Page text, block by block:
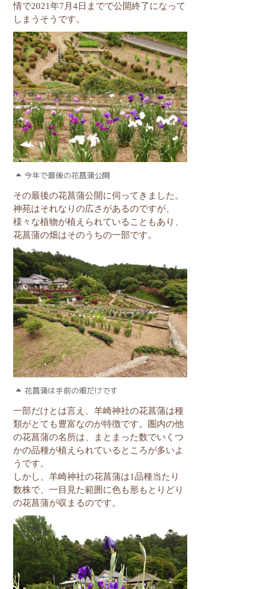
情で2021年7 月4日までで公開終了になって
しまうそうです。
今年で最後の花菖蒲公開
その最後の花菖蒲公開に伺ってきました。
神苑はそれなりの広さがあるのですが、
様々な植物が植えられていることもあり、
花菖蒲の畑はそのうちの一部です。
花菖蒲は手前の畑だけです
一部だけとは言え、羊崎神社の花菖蒲は種
類がとても豊富なのが特徴です。圏内の他
の花菖蒲の名所は、まとまった数でいくつ
かの品種が植えられているところが多いよ
うです。
しかし、羊崎神社の花菖蒲は1品種当たり
数株で、一目見た範囲に色も形もとりどり
の花菖蒲が収まるのです。